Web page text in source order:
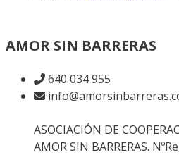
AMOR SIN BARRERAS
640 034 955
ASOCIACIÓN DE
AMOR SIN BARRERAS.